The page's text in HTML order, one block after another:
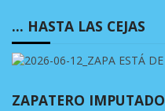
… HASTA LAS CEJAS
ZAPATERO IMPUTADO